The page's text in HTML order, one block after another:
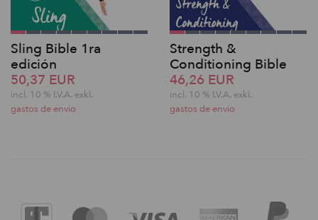
Sling Bible 1ra
edición
50,37 EUR
incl. 10 % I.V.A. exkl.
gastos de envio
Strength &
Conditioning Bible
46,26 EUR
incl. 10 % I.V.A. exkl.
gastos de envio